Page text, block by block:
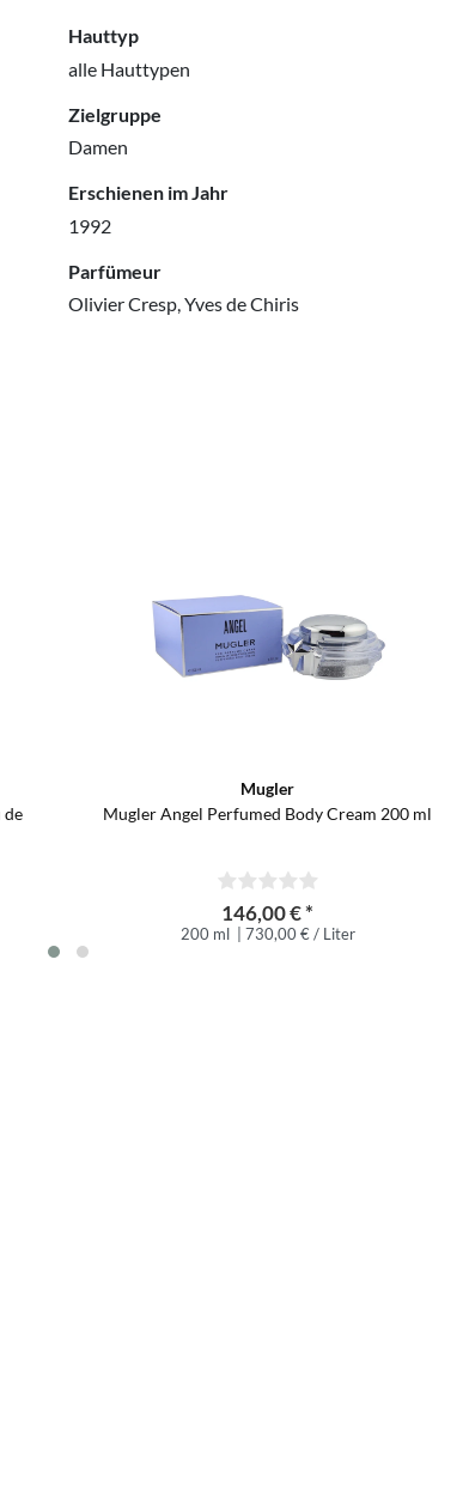
Hauttyp
alle Hauttypen
Zielgruppe
Damen
Erschienen im Jahr
1992
Parfümeur
Olivier Cresp, Yves de Chiris
de
Mugler
Mugler Angel Perfumed Body Cream 200 ml
146,00 € *
200 ml | 730,00 € / Liter